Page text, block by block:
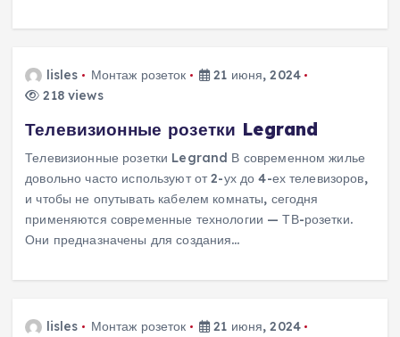
lisles Монтаж розеток
21 июня, 2024
218 views
Телевизионные розетки Legrand
Телевизионные розетки Legrand В современном жилье
довольно часто используют от 2-ух до 4-ех телевизоров,
и чтобы не опутывать кабелем комнаты, сегодня
применяются современные технологии — ТВ-розетки.
Они предназначены для создания…
lisles Монтаж розеток
21 июня, 2024